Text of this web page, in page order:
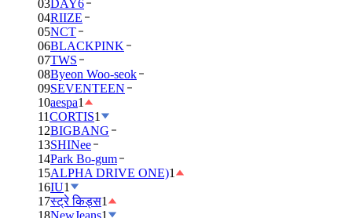
03DAY6
04RIIZE
05NCT
06BLACKPINK
07TWS
08Byeon Woo-seok
09SEVENTEEN
10aespa1
11CORTIS1
12BIGBANG
13SHINee
14Park Bo-gum
15ALPHA DRIVE ONE)1
16IU1
17स्ट्रे किड्स1
18NewJeans1